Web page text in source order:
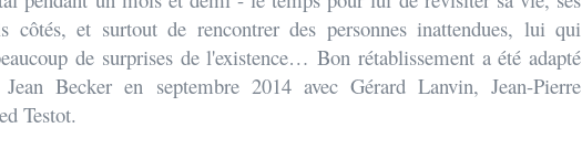
côtés, et surtout de rencontrer des personnes inattendues, lui qui
de surprises de l'existence… Bon rétablissement a été adapté
Becker en septembre 2014 avec Gérard Lanvin, Jean-Pierre
Testot.